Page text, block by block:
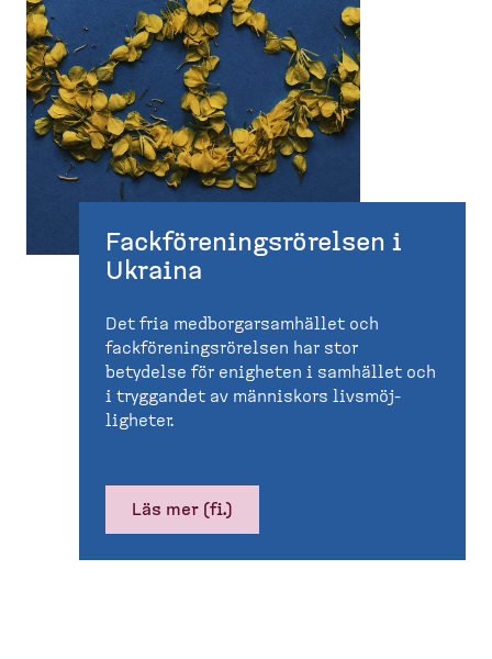
Fackför­e­nings­rö­relsen i
Ukraina
Det fria medbor­gar­sam­hället och
fackför­e­nings­rö­relsen har stor
betydelse för enigheten i samhället och
i tryggandet av människors livsmöj­
ligheter.
Läs mer (fi.)